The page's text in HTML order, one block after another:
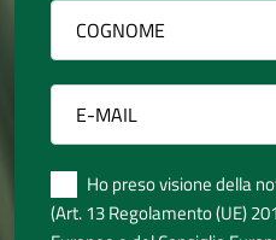
Ho preso visione della
(Art. 13 Regolamento (UE)